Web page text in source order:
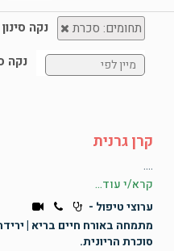
תחומים: סכרת
נקה סינון
נקה
קרן גרנית
....
קרא/י עוד...
ערוצי טיפול -
מתמחה באורח חיים בריא |
סוכרת הריונית.